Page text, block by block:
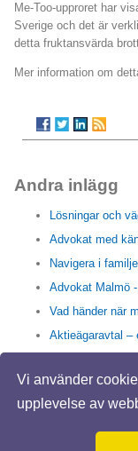
Vi använder
upplevelse av
Me-Too-upproret har
Sverige och det är
detta fruktansvärda
Mer information om
Andra inlägg
Lösningar och
Advokat med
Navigera i
Advokat Malmö
Vad händer när
Aktieägaravtal –
Ibland kan du
Advokaten
Behöver du en